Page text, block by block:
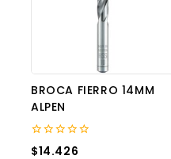
BROCA FIERRO 14MM
ALPEN
0
$14.426